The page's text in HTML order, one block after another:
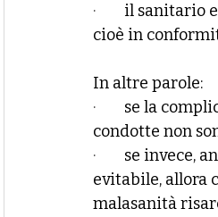
· il sanitario
cioè in
In altre parole:
· se la
condotte non
· se invece,
evitabile, allora
malasanità